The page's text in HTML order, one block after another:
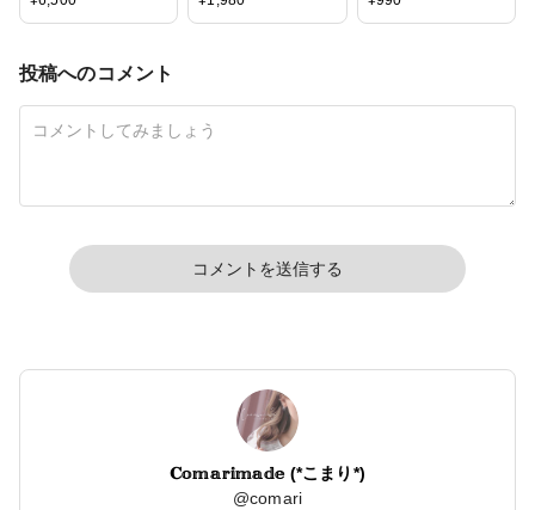
投稿へのコメント
コメントを送信する
𝐂𝕠𝕞𝕒𝕣𝕚𝕞𝕒𝕕𝕖 (*こまり*)
@comari